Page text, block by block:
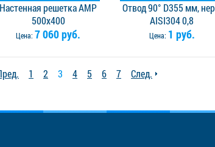
Настенная решетка АМР
500x400
Цена: 7 060 руб.
Отвод 90° D355 мм,
AISI304 0,8
Цена: 1 руб.
1 2 3 4 5 6 7 След.